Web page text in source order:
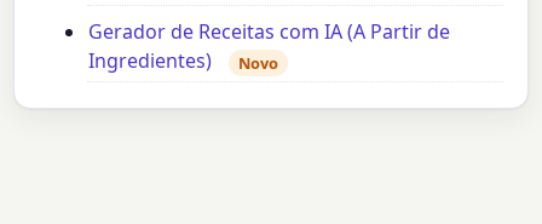
Gerador de Receitas com IA (A Partir de
Ingredientes)
Novo